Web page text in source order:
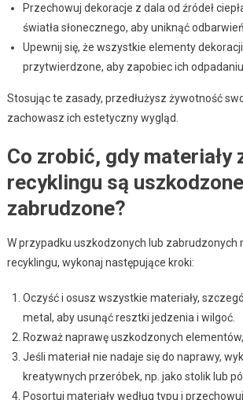
Przechowuj dekoracje z dala od źródeł
światła słonecznego, aby uniknąć odbarwień.
Upewnij się, że wszystkie elementy
przytwierdzone, aby zapobiec ich odpadaniu.
Stosując te zasady, przedłużysz żywotność
zachowasz ich estetyczny wygląd.
Co zrobić, gdy materiały
recyklingu są
zabrudzone?
W przypadku uszkodzonych lub zabrudzonych
recyklingu, wykonaj następujące kroki:
Oczyść i osusz wszystkie materiały,
metal, aby usunąć resztki jedzenia i wilgoć.
Rozważ naprawę uszkodzonych
Jeśli materiał nie nadaje się do naprawy,
kreatywnych przeróbek, np. jako stolik lub
Posortuj materiały według typu i